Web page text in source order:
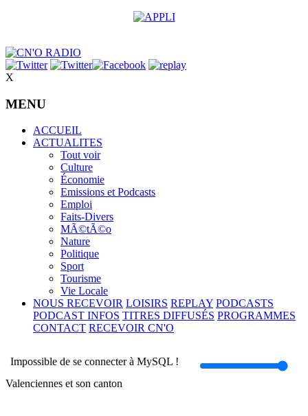
X
MENU
ACCUEIL
ACTUALITES
Tout voir
Culture
Économie
Emissions et Podcasts
Emploi
Faits-Divers
MÃ©tÃ©o
Nature
Politique
Sport
Tourisme
Vie Locale
NOUS RECEVOIR LOISIRS REPLAY PODCASTS
PODCAST INFOS TITRES DIFFUSÉS PROGRAMMES
CONTACT RECEVOIR CN'O
Impossible de se connecter à MySQL !
Valenciennes et son canton